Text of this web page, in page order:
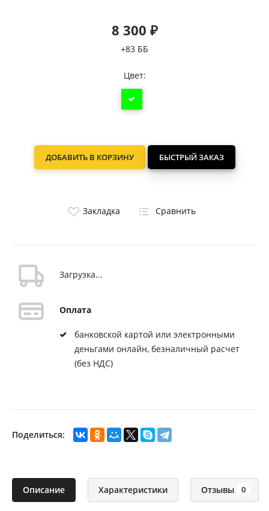
8 300 ₽
+83 ББ
Цвет:
ДОБАВИТЬ В КОРЗИНУ БЫСТРЫЙ ЗАКАЗ
Закладка Сравнить
Загрузка...
Оплата
банковской картой или электронными
деньгами онлайн, безналичный расчет
(без НДС)
Поделиться:
Описание Характеристики Отзывы 0